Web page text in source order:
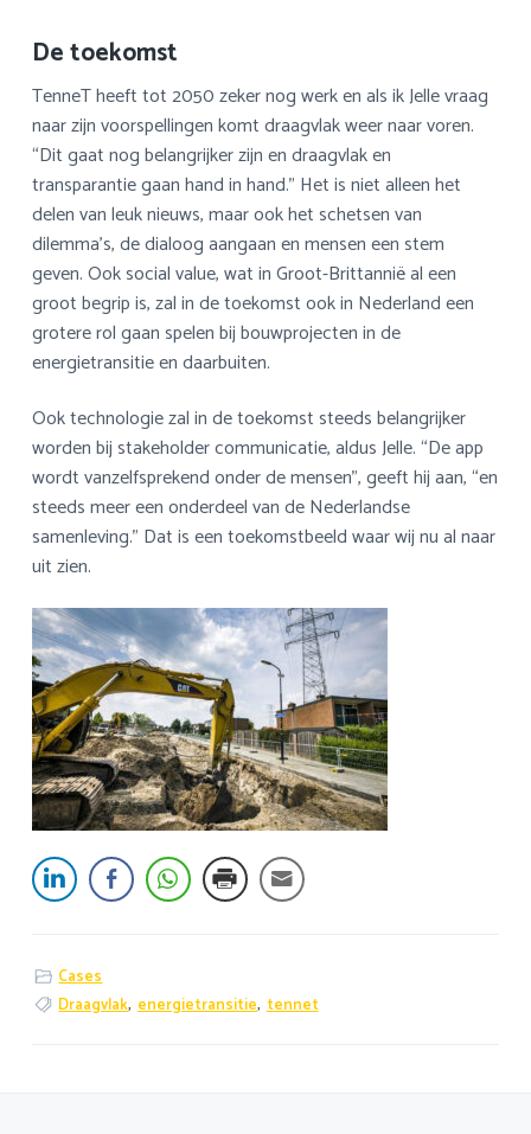
De toekomst
TenneT heeft tot 2050 zeker nog werk en als ik Jelle vraag
naar zijn voorspellingen komt draagvlak weer naar voren.
“Dit gaat nog belangrijker zijn en draagvlak en
transparantie gaan hand in hand.” Het is niet alleen het
delen van leuk nieuws, maar ook het schetsen van
dilemma’s, de dialoog aangaan en mensen een stem
geven. Ook social value, wat in Groot-Brittannië al een
groot begrip is, zal in de toekomst ook in Nederland een
grotere rol gaan spelen bij bouwprojecten in de
energietransitie en daarbuiten.
Ook technologie zal in de toekomst steeds belangrijker
worden bij stakeholder communicatie, aldus Jelle. “De app
wordt vanzelfsprekend onder de mensen”, geeft hij aan, “en
steeds meer een onderdeel van de Nederlandse
samenleving.” Dat is een toekomstbeeld waar wij nu al naar
uit zien.
Cases
Draagvlak, energietransitie, tennet